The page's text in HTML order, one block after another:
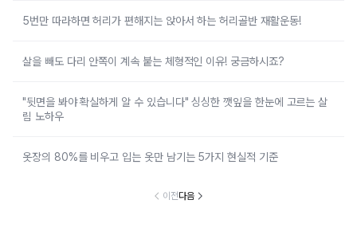
5번만 따라하면 허리가 편해지는 앉아서 하는 허리골반 재활운동!
살을 빼도 다리 안쪽이 계속 붙는 체형적인 이유! 궁금하시죠?
"뒷면을 봐야 확실하게 알 수 있습니다" 싱싱한 깻잎을 한눈에 고르는 살
림 노하우
옷장의 80%를 비우고 입는 옷만 남기는 5가지 현실적 기준
이전다음